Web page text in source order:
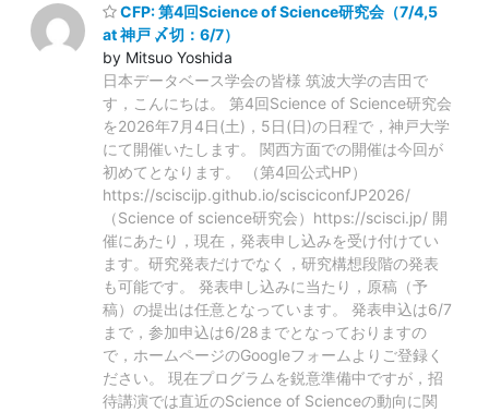
CFP: 第4回Science of Science研究会（7/4,5
at 神戸 〆切：6/7）
by Mitsuo Yoshida
日本データベース学会の皆様 筑波大学の吉田で
す，こんにちは。 第4回Science of Science研究会
を2026年7月4日(土)，5日(日)の日程で，神戸大学
にて開催いたします。 関西方面での開催は今回が
初めてとなります。 （第4回公式HP）
https://sciscijp.github.io/scisciconfJP2026/
（Science of science研究会）https://scisci.jp/ 開
催にあたり，現在，発表申し込みを受け付けてい
ます。研究発表だけでなく，研究構想段階の発表
も可能です。 発表申し込みに当たり，原稿（予
稿）の提出は任意となっています。 発表申込は6/7
まで，参加申込は6/28までとなっておりますの
で，ホームページのGoogleフォームよりご登録く
ださい。 現在プログラムを鋭意準備中ですが，招
待講演では直近のScience of Scienceの動向に関